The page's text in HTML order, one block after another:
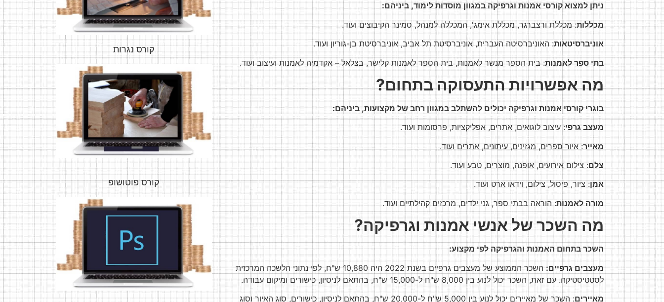
ניתן למצוא קורסי אמנות וגרפיקה במגוון מוסדות לימוד, ביניהם:
מכללות: מכללת ורצברגר, מכללת אימג', המכללה למנהל, סמינר הקיבוצים ועוד.
אוניברסיטאות: האוניברסיטה העברית, אוניברסיטת תל אביב, אוניברסיטת בן-גוריון ועוד.
בתי ספר לאמנות: בית הספר מנשר לאמנות, בית הספר לאמנות קלישר, בצלאל – אקדמיה לאמנות ועיצוב ועוד.
מה אפשרויות התעסוקה בתחום?
בוגרי קורסי אמנות וגרפיקה יכולים להשתלב במגוון רחב של מקצועות, ביניהם:
מעצב גרפי: עיצוב לוגואים, אתרים, אפליקציות, פרסומות ועוד.
מאייר: איור ספרים, מגזינים, עיתונים, אתרים ועוד.
צלם: צילום אירועים, אופנה, מוצרים, טבע ועוד.
אמן: ציור, פיסול, צילום, וידאו ארט ועוד.
מורה לאמנות: הוראה בבתי ספר, גני ילדים, מרכזים קהילתיים ועוד.
מה השכר של אנשי אמנות וגרפיקה?
השכר בתחום האמנות והגרפיקה לפי מקצוע:
מעצבים גרפיים:
השכר הממוצע של מעצבים גרפיים בשנת 2022 היה 10,880 ש"ח, לפי נתוני הלשכה המרכזית
לסטטיסטיקה. עם זאת, השכר יכול לנוע בין 8,000 ש"ח ל-15,000 ש"ח, בהתאם לניסיון, כישורים ומיקום עבודה.
מאיירים
: השכר של מאיירים יכול לנוע בין 5,000 ש"ח ל-20,000 ש"ח, בהתאם לניסיון, כישורים, סוג האיור וסוג
קורס נגרות
קורס פוטושופ